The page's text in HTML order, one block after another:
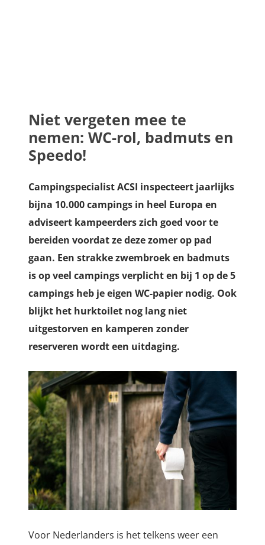
Niet vergeten mee te
nemen: WC-rol, badmuts en
Speedo!
Campingspecialist ACSI inspecteert jaarlijks
bijna 10.000 campings in heel Europa en
adviseert kampeerders zich goed voor te
bereiden voordat ze deze zomer op pad
gaan. Een strakke zwembroek en badmuts
is op veel campings verplicht en bij 1 op de 5
campings heb je eigen WC-papier nodig. Ook
blijkt het hurktoilet nog lang niet
uitgestorven en kamperen zonder
reserveren wordt een uitdaging.
Voor Nederlanders is het telkens weer een